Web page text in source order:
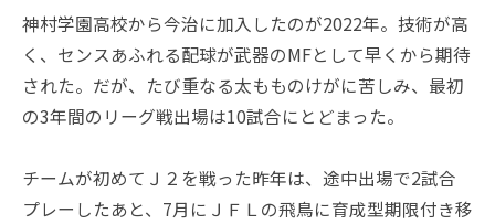
神村学園高校から今治に加入したのが2022年。技術が高
く、センスあふれる配球が武器のMFとして早くから期待
された。だが、たび重なる太もものけがに苦しみ、最初
の3年間のリーグ戦出場は10試合にとどまった。
チームが初めてＪ２を戦った昨年は、途中出場で2試合
プレーしたあと、7月にＪＦＬの飛鳥に育成型期限付き移